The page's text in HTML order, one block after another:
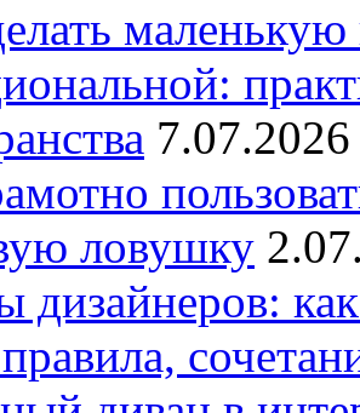
ловушку
дизайнеров: